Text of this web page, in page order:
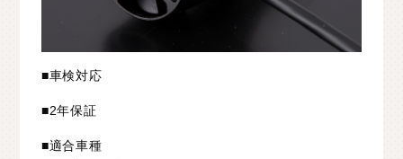
■車検対応
■2年保証
■適合車種